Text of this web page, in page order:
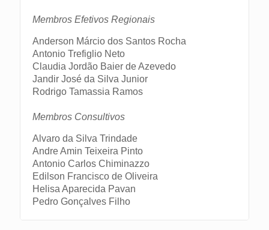
Membros Efetivos Regionais
Anderson Márcio dos Santos Rocha
Antonio Trefiglio Neto
Claudia Jordão Baier de Azevedo
Jandir José da Silva Junior
Rodrigo Tamassia Ramos
Membros Consultivos
Alvaro da Silva Trindade
Andre Amin Teixeira Pinto
Antonio Carlos Chiminazzo
Edilson Francisco de Oliveira
Helisa Aparecida Pavan
Pedro Gonçalves Filho